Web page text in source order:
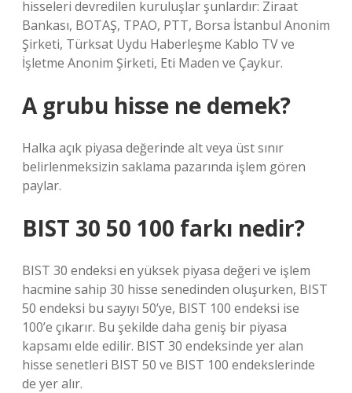
hisseleri devredilen kuruluşlar şunlardır: Ziraat
Bankası, BOTAŞ, TPAO, PTT, Borsa İstanbul Anonim
Şirketi, Türksat Uydu Haberleşme Kablo TV ve
İşletme Anonim Şirketi, Eti Maden ve Çaykur.
A grubu hisse ne demek?
Halka açık piyasa değerinde alt veya üst sınır
belirlenmeksizin saklama pazarında işlem gören
paylar.
BIST 30 50 100 farkı nedir?
BIST 30 endeksi en yüksek piyasa değeri ve işlem
hacmine sahip 30 hisse senedinden oluşurken, BIST
50 endeksi bu sayıyı 50’ye, BIST 100 endeksi ise
100’e çıkarır. Bu şekilde daha geniş bir piyasa
kapsamı elde edilir. BIST 30 endeksinde yer alan
hisse senetleri BIST 50 ve BIST 100 endekslerinde
de yer alır.